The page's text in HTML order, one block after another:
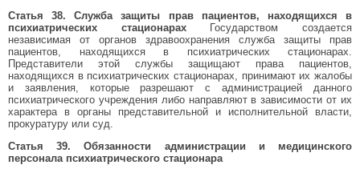
Статья 38. Служба защиты прав пациентов, находящихся в
психиатрических стационарах Государством создается
независимая от органов здравоохранения служба защиты прав
пациентов, находящихся в психиатрических стационарах.
Представители этой службы защищают права пациентов,
находящихся в психиатрических стационарах, принимают их жалобы
и заявления, которые разрешают с администрацией данного
психиатрического учреждения либо направляют в зависимости от их
характера в органы представительной и исполнительной власти,
прокуратуру или суд.
Статья 39. Обязанности администрации и медицинского
персонала психиатрического стационара